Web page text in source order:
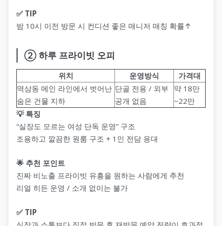
✅ TIP
밤 10시 이전 방문 시 컨디션 좋은 매니저 매칭 확률↑
② 하루 프라이빗 오피
위치 운영방식
가격대
역삼동 메인 라인에서 벗어난
숨은 건물 지하
단골 전용 / 외부
공개 없음
약 18만
~22만
💡 특징
“실장도 모르는 여성 단독 운영” 구조
조용하고 깔끔한 원룸 구조 + 1인 전담 응대
🌟 추천 포인트
진짜 비노출 프라이빗 유흥을 원하는 사람에게 추천
리얼 히든 운영 / 소개 없이는 불가
✅ TIP